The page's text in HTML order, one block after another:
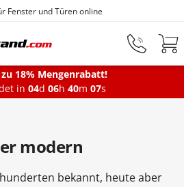
springen
Fenster und Türen online
zu 18% Mengenrabatt!
in 04d 06h 40m 07s
modern
bekannt, heute aber